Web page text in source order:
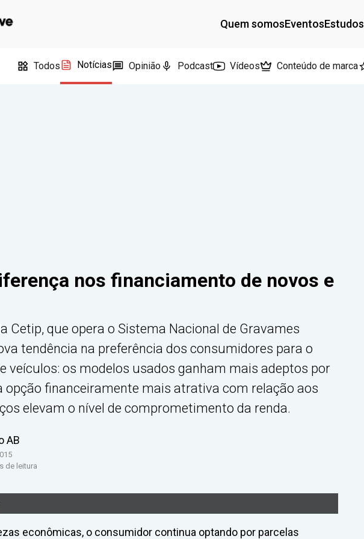
Quem somosEventosEstudos
Todos Notícias Opinião Podcast Vídeos Conteúdo de marca
nos financiamento de novos e
Cetip, que opera o Sistema Nacional de Gravames
tendência na preferência dos consumidores para o
veículos: os modelos usados ganham mais adeptos por
opção financeiramente mais atrativa com relação aos
elevam o nível de comprometimento da renda.
AB
de leitura
econômicas, o consumidor continua optando por parcelas